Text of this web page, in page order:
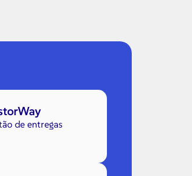
de entregas